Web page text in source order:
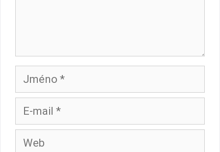
Jméno
E-
mail
Web